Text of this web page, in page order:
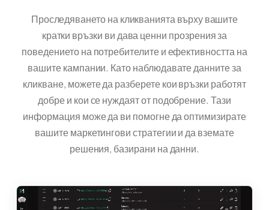
Проследяването на кликванията върху вашите
кратки връзки ви дава ценни прозрения за
поведението на потребителите и ефективността на
вашите кампании. Като наблюдавате данните за
кликване, можете да разберете кои връзки работят
добре и кои се нуждаят от подобрение. Тази
информация може да ви помогне да оптимизирате
вашите маркетингови стратегии и да вземате
решения, базирани на данни.